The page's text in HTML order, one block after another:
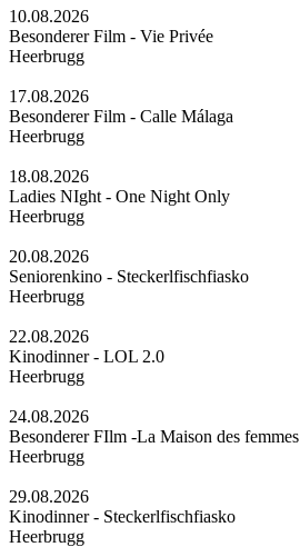
10.08.2026
Besonderer Film - Vie Privée
Heerbrugg
17.08.2026
Besonderer Film - Calle Málaga
Heerbrugg
18.08.2026
Ladies NIght - One Night Only
Heerbrugg
20.08.2026
Seniorenkino - Steckerlfischfiasko
Heerbrugg
22.08.2026
Kinodinner - LOL 2.0
Heerbrugg
24.08.2026
Besonderer FIlm -La Maison des femmes
Heerbrugg
29.08.2026
Kinodinner - Steckerlfischfiasko
Heerbrugg